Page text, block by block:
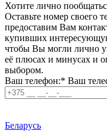
Хотите лично
Оставьте номер своего
предоставим Вам
купивших
чтобы Вы могли лично
её плюсах и минусах и
выбором.
Ваш телефон:* Ваш
Беларусь